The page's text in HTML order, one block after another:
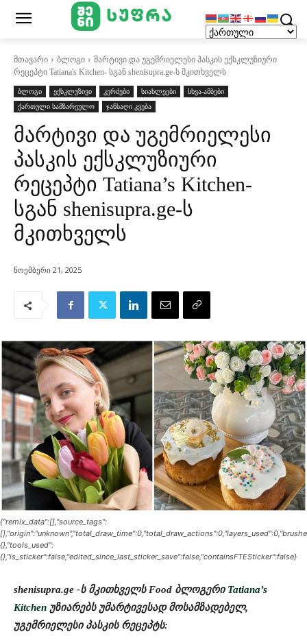
მთავარი ბლოგი
მარტივი და უგემრიელესი პასკის ექსკლუზიური
რეცეპტი Tatiana's Kitchen- სგან shenisupra.ge-ს მკითხველს
ბლოგი
ექსკლუზივი კერძები სიახლეები
სხვა-ამბები
ქართული სამზარეულო
ჯანსაღი კვება
მარტივი და უგემრიელესი
პასკის ექსკლუზიური
რეცეპტი Tatiana’s Kitchen-
სგან shenisupra.ge-ს
მკითხველს
ნოემბერი 21, 2025
{"remix_data":[],"source_tags":
{},"tools_used":
{},"is_sticker":false,"edited_since_last_sticker_save":false,"containsFTESticker":false}
shenisupra.ge -ს მკითხველს Food ბლოგერი Tatiana’s
Kitchen უზიარებს უმარტივესად მოსამზადებელ,
უგემრიელესი პასკის რეცეპტს: